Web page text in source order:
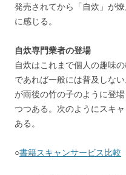
発売されてから「自炊」が
に感じる。
自炊専門業者の登場
自炊はこれまで個人の趣味
であれば一般には普及しな
が雨後の竹の子のように登
つつある。次のようにスキ
ある。
○書籍スキャンサービス比較